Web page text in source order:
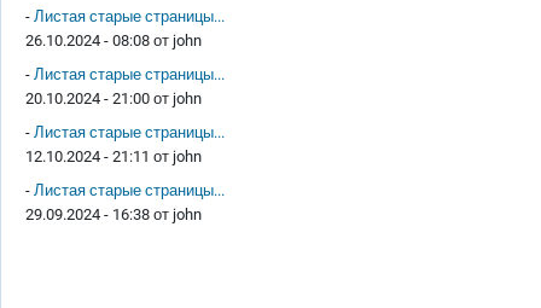
- Листая старые страницы...
26.10.2024 - 08:08 от john
- Листая старые страницы...
20.10.2024 - 21:00 от john
- Листая старые страницы...
12.10.2024 - 21:11 от john
- Листая старые страницы...
29.09.2024 - 16:38 от john